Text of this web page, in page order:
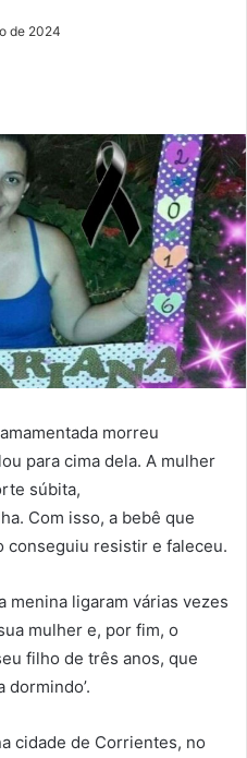
de 2024
morreu
para cima dela. A mulher
súbita,
Com isso, a bebê que
conseguiu resistir e faleceu.
menina ligaram várias vezes
mulher e, por fim, o
filho de três anos, que
dormindo’.
cidade de Corrientes, no